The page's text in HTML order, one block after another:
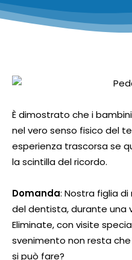
È dimostrato che i
nel vero senso fisico del
esperienza trascorsa se
la scintilla del ricordo.
Domanda: Nostra figlia
del dentista, durante una
Eliminate, con visite
svenimento non resta
si può fare?